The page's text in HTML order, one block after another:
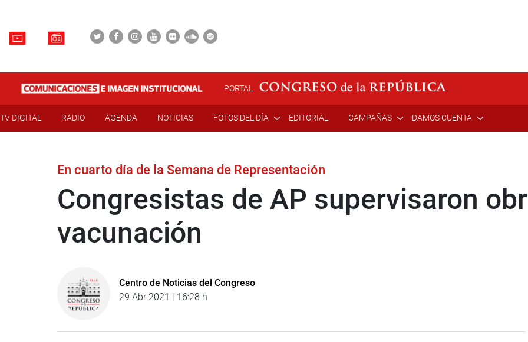
PORTAL
TV DIGITAL RADIO AGENDA NOTICIAS FOTOS DEL DÍA EDITORIAL CAMPAÑAS DAMOS CUENTA
En cuarto día de la Semana de Representación
Congresistas de AP supervisaron
vacunación
Centro de Noticias del Congreso
29 Abr 2021 | 16:28 h